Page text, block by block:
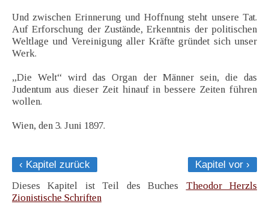
Und zwischen Erinnerung und Hoffnung steht unsere Tat.
Auf Erforschung der Zustände, Erkenntnis der politischen
Weltlage und Vereinigung aller Kräfte gründet sich unser
Werk.
„Die Welt“ wird das Organ der Männer sein, die das
Judentum aus dieser Zeit hinauf in bessere Zeiten führen
wollen.
Wien, den 3. Juni 1897.
‹ Kapitel zurück
Kapitel vor ›
Dieses Kapitel ist Teil des Buches Theodor Herzls
Zionistische Schriften